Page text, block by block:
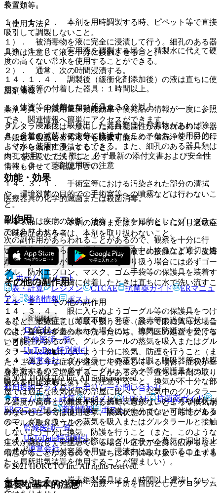
ること）。
１４．１．２． 本剤を用時調製する時、ピペット等で直接
吸引して調製しないこと。
１４．１．３． 実用液を調製する場合、精製水に代えて硬
度の高くない常水を使用することができる。
１４．１．４． 調製後（緩衝化剤添加後）の液は直ちに使
用すること。
１４．２． 薬剤使用前の注意
グルタラールには一般に、たん白凝固性がみられるので、器
具に付着している体液等を除去するため予備洗浄を十分に行
ってから薬液に浸漬すること。
１４．３． 薬剤使用時の注意
１４．３．１． 手術室等における汚染された部分の清拭
や、環境殺菌の目的での手術室等への噴霧などは行わないこ
と。
１４．３．２． 本剤の成分またはアルデヒドに対し過敏症
の既往歴のある者は、本剤を取り扱わないこと。
１４．３．３． グルタラール水溶液との接触により、皮膚
が着色することがあるので、液を取り扱う場合には必ずゴー
グル、防水エプロン、マスク、ゴム手袋等の保護具を装着す
ること。また、皮膚に付着したときは直ちに水で洗い流すこ
と。
１４．３．４． 眼に入らぬようゴーグル等の保護具をつけ
るなど、十分注意して取り扱うこと（誤って眼に入った場合
には、直ちに多量の水で洗ったのち、専門医の処置を受ける
こと）。
１４．３．５． グルタラールの蒸気は眼、呼吸器等の粘膜
を刺激するので、必ずゴーグル、マスク等の保護具をつけ、
吸入または接触しないよう注意すること。換気が不十分な部
屋では適正な換気状態の部屋に比べて、空気中のグルタラー
ル濃度が高いとの報告があるので、窓がないところや換気扇
のないところでは使用せず、換気状態の良いところでグルタ
ラールを取り扱うこと。
１４．３．６． 浸漬の際にはグルタラール蒸気の漏出防止
のために、ふた付容器を用い、浸漬中はふたをすること（ま
た、局所排気装置を使用することが望ましい）。
１４．３．７． 炭素鋼製器具は２４時間以上浸漬しないこ
と。
装置類等。
（使用方法）
１）． 被消毒物を液に完全に浸漬して行う。細孔のある器
具類は注意して液と十分に接触させること。
２）． 通常、次の時間浸漬する。
・ 体液等の付着した器具：１時間以上。
・ 体液等の付着しない器具：３０分以上。
３）． 浸漬後、取り出した器具類は、付着物があれば除
き、多量の滅菌水で十分に洗浄すること。なお、使用目的に
より水を使用することもできる。また、細孔のある器具類は
内孔を注意して洗うこと。
効能・効果
医療器具の化学的滅菌または殺菌消毒。
副作用
次の副作用があらわれることがあるので、観察を十分に行
い、異常が認められた場合には使用を中止するなど適切な処
置を行うこと。
その他の副作用
１１．２． その他の副作用
１）． 過敏症：（頻度不明）発疹、発赤等の過敏症状［こ
のような症状があらわれた場合には、換気、防護が十分でな
い可能性があるので、グルタラールの蒸気を吸入またはグル
タラールと接触しないよう十分に換気、防護を行うこと（ま
た、このような症状が継続して発生している場合、症状が全
身に広がるなど増悪することがあるので、直ちに本剤の取り
扱いを中止すること）］。
２）． 皮膚：（頻度不明）接触皮膚炎［このような症状が
あらわれた場合には、換気、防護が十分でない可能性がある
ので、グルタラールの蒸気を吸入またはグルタラールと接触
しないよう十分に換気、防護を行うこと（また、このような
症状が継続して発生している場合、症状が全身に広がるなど
増悪することがあるので、直ちに本剤の取り扱いを中止する
こと）］。
重要な基本的注意
薬剤情報
薬剤写真、用法用量、効能効果や後発品の情報が一度に参照
でき、関連情報へ簡単にアクセスができます。
一般名、製品名どちらでも検索可能！
※ ご使用いただく際に、必ず最新の添付文書および安全性
情報も併せてご確認下さい。
※本製品は疾病の診断・治療・予防を目的としたプログラム
ではありません。
ホーム
ノート
表・計算
レジメン CTCAE 抗菌薬ガイド
ERマニュ
アル
薬剤情報 ポスト
新規登録
ログイン
監修医師一覧
UpToDate特別割引
運営会社
© 2021 HOKUTO Inc. All rights reserved.
利用規約プライバシーポリシーお問い合わせ
ホーム
表・計算 レジメン CTCAE
抗菌薬ガイド
ERマニュアル
薬剤情報 ポスト
監修医師一覧
UpToDate特別割引
運営会社
© 2021 HOKUTO Inc. All rights reserved.
※本製品は疾病の診断・治療・予防を目的としたプログラム